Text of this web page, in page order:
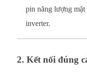
pin năng lượng
inverter.
2. Kết nối đúng